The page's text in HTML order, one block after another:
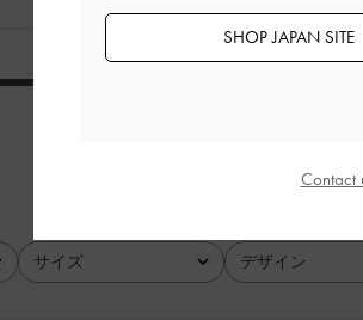
品質
サイズ
全て デザイン
全て
SHOP JAPAN SITE
Contact